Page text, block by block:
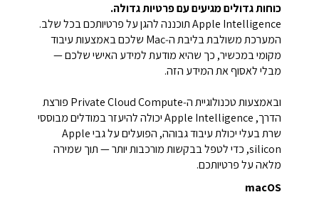
כוחות גדולים מגיעים עם פרטיות גדולה.
Apple Intelligence תוכננה להגן על פרטיותכם בכל שלב.
המערכת משולבת בליבת ה‑Mac שלכם באמצעות עיבוד
מקומי במכשיר, כך שהיא מודעת למידע האישי שלכם —
מבלי לאסוף את המידע הזה.
ובאמצעות טכנולוגיית ה‑Private Cloud Compute פורצת
הדרך, Apple Intelligence יכולה להיעזר במודלים מבוססי
שרת בעלי יכולת עיבוד גבוהה, הפועלים על גבי Apple
silicon, כדי לטפל בבקשות מורכבות יותר — תוך שמירה
מלאה על פרטיותכם.
macOS